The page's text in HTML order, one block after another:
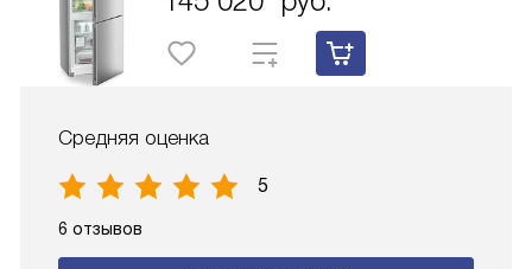
Средняя оценка
5
6 отзывов